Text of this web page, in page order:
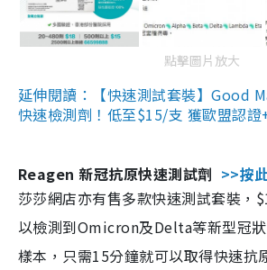
點擊圖片放大
延伸閱讀：【快速測試套裝】Good
快速檢測劑！低至$15/支 獲歐盟認證
Reagen 新冠抗原快速測試劑 >>按
莎莎網店亦有售多款快速測試套裝，
以檢測到Omicron及Delta等新型冠
樣本，只需15分鐘就可以取得快速抗